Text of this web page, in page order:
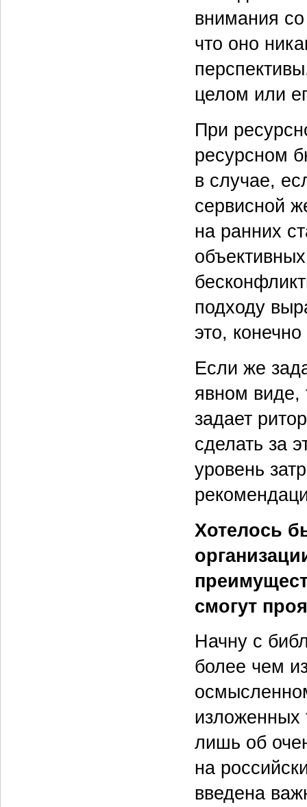
внимания
что оно
целом или
При
ресурсном
в случае,
сервисной
на ранних
подходу
это,
Если же
явном виде,
задает
сделать за
уровень
Хотелось
смогут
Начну с
более чем
изложенных
лишь об
на
введена